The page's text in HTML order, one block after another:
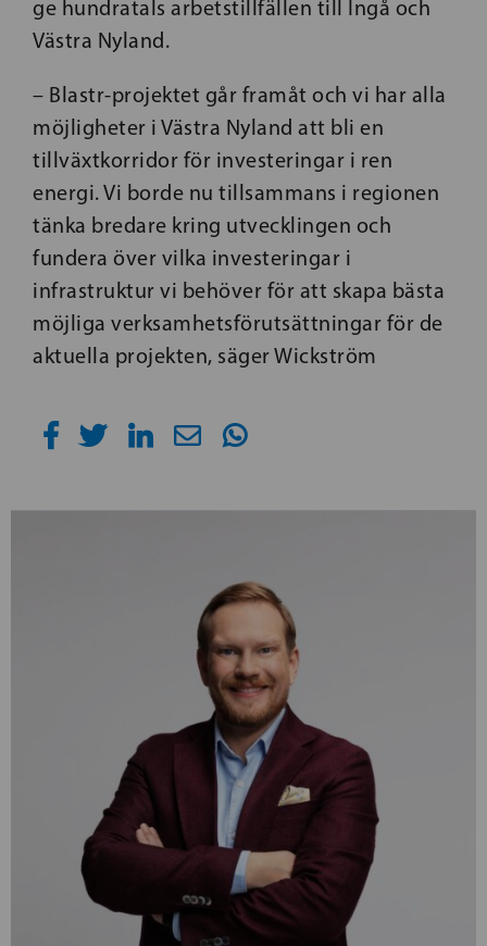
ge hundratals arbetstillfällen till Ingå och
Västra Nyland.
– Blastr-projektet går framåt och vi har alla
möjligheter i Västra Nyland att bli en
tillväxtkorridor för investeringar i ren
energi. Vi borde nu tillsammans i regionen
tänka bredare kring utvecklingen och
fundera över vilka investeringar i
infrastruktur vi behöver för att skapa bästa
möjliga verksamhetsförutsättningar för de
aktuella projekten, säger Wickström